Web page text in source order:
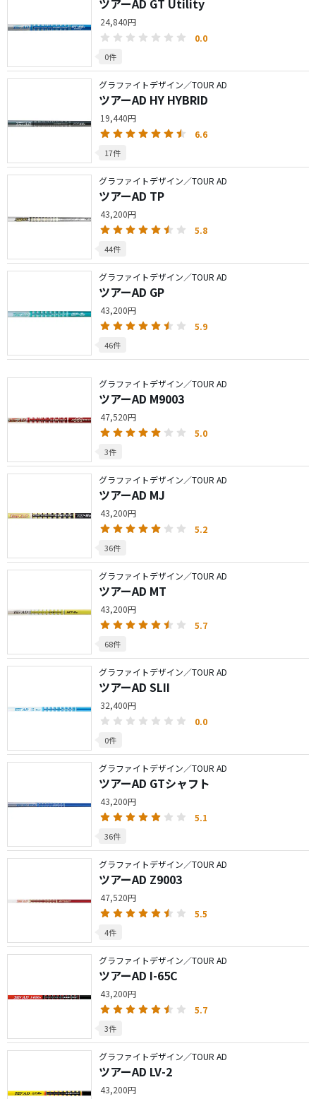
ツアーAD GT Utility
24,840円
0.0
0件
グラファイトデザイン／TOUR AD
ツアーAD HY HYBRID
19,440円
6.6
17件
グラファイトデザイン／TOUR AD
ツアーAD TP
43,200円
5.8
44件
グラファイトデザイン／TOUR AD
ツアーAD GP
43,200円
5.9
46件
グラファイトデザイン／TOUR AD
ツアーAD M9003
47,520円
5.0
3件
グラファイトデザイン／TOUR AD
ツアーAD MJ
43,200円
5.2
36件
グラファイトデザイン／TOUR AD
ツアーAD MT
43,200円
5.7
68件
グラファイトデザイン／TOUR AD
ツアーAD SLII
32,400円
0.0
0件
グラファイトデザイン／TOUR AD
ツアーAD GTシャフト
43,200円
5.1
36件
グラファイトデザイン／TOUR AD
ツアーAD Z9003
47,520円
5.5
4件
グラファイトデザイン／TOUR AD
ツアーAD I-65C
43,200円
5.7
3件
グラファイトデザイン／TOUR AD
ツアーAD LV-2
43,200円